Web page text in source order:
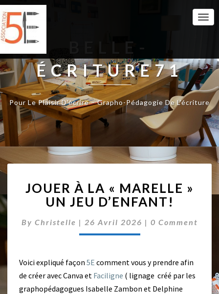
BELLE-
ÉCRITURE71
Pour Le Plaisir D'écrire – Grapho-Pédagogie De L'écriture
O
U
E
R
«
M
JOUER À LA « MARELLE »
UN JEU D’ENFANT!
By Christelle | 26 Avril 2026 | C
O
N
T
S
0 Comment
Voici expliqué façon 5E comment vous y prendre afin
de créer avec Canva et Faciligne ( lignage créé par les
graphopédagogues Isabelle Zambon et Delphine